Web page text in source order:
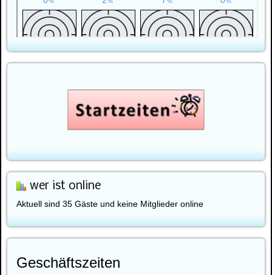
wer ist online
Aktuell sind 35 Gäste und keine Mitglieder online
Geschäftszeiten